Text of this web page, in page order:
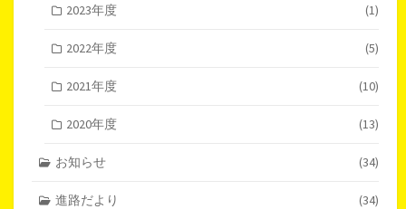
2023年度 (1)
2022年度 (5)
2021年度 (10)
2020年度 (13)
お知らせ (34)
進路だより (34)